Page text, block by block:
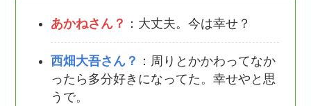
あかねさん？ ：大丈夫。今は幸せ？
西畑大吾さん？ ：周りとかかわってなか
ったら多分好きになってた。幸せやと思
うで。